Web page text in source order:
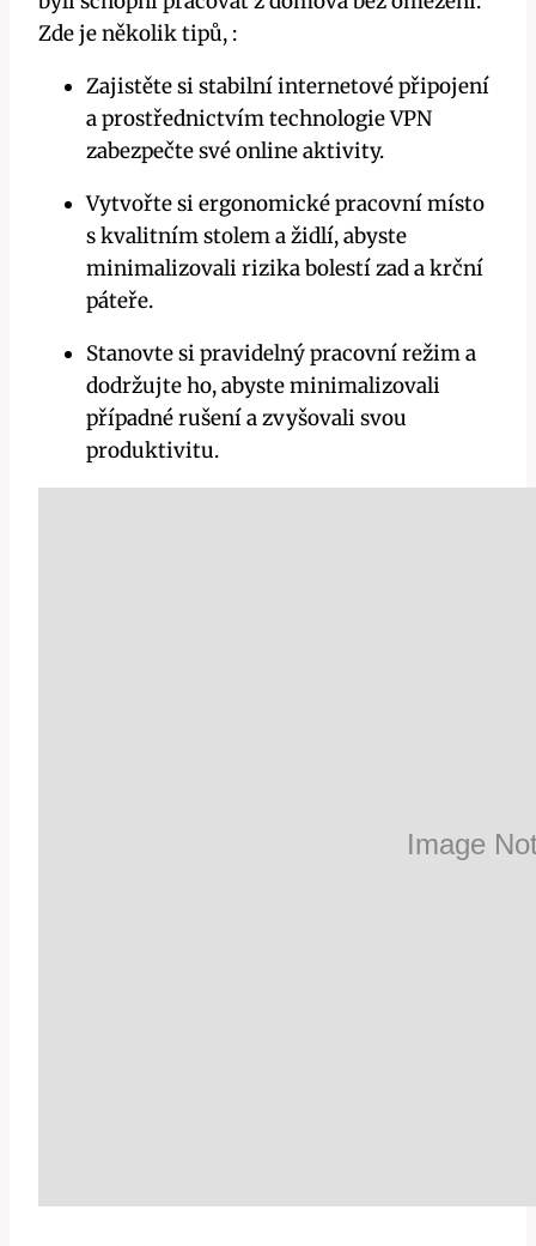
Zde je několik tipů, :
Zajistěte si stabilní internetové připojení
a prostřednictvím technologie VPN
zabezpečte své online aktivity.
Vytvořte si ergonomické pracovní místo
s kvalitním stolem a židlí, abyste
minimalizovali rizika bolestí zad a krční
páteře.
Stanovte si pravidelný pracovní režim a
dodržujte ho, abyste minimalizovali
případné rušení a zvyšovali svou
produktivitu.